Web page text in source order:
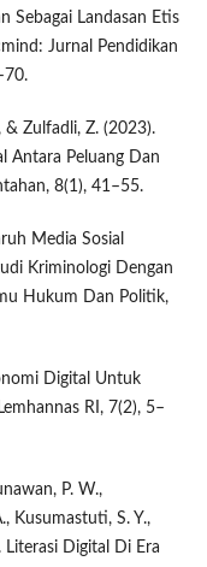
Sebagai Landasan Etis
Jurnal Pendidikan
& Zulfadli, Z. (2023).
Antara Peluang Dan
8(1), 41–55.
Media Sosial
Kriminologi Dengan
Hukum Dan Politik,
Digital Untuk
RI, 7(2), 5–
P. W.,
Kusumastuti, S. Y.,
Literasi Digital Di Era